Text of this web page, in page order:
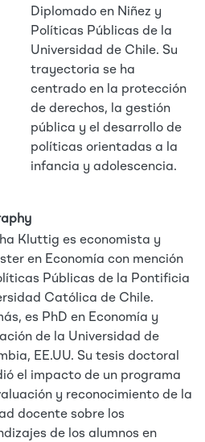
Diplomado en Niñez y
Políticas Públicas de la
Universidad de Chile. Su
trayectoria se ha
centrado en la protección
de derechos, la gestión
pública y el desarrollo de
políticas orientadas a la
infancia y adolescencia.
Kluttig es economista y
en Economía con mención
Públicas de la Pontificia
Católica de Chile.
es PhD en Economía y
de la Universidad de
EE.UU. Su tesis doctoral
el impacto de un programa
y reconocimiento de la
docente sobre los
de los alumnos en